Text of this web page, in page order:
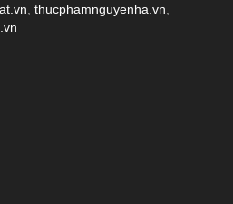
thucphamnguyenha.vn